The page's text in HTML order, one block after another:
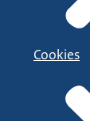
Cookies